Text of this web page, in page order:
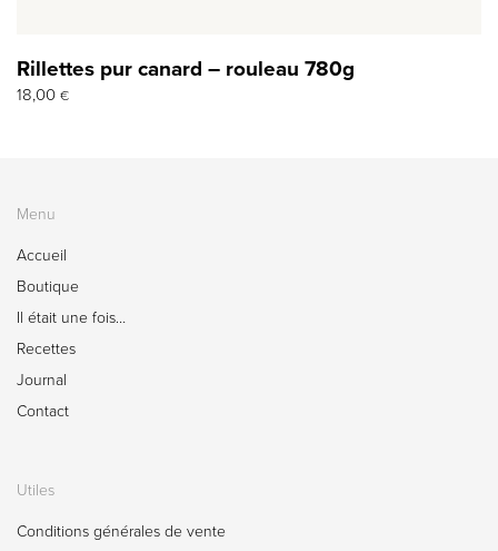
Rillettes pur canard – rouleau 780g
18,00 €
Menu
Accueil
Boutique
Il était une fois…
Recettes
Journal
Contact
Utiles
Conditions générales de vente